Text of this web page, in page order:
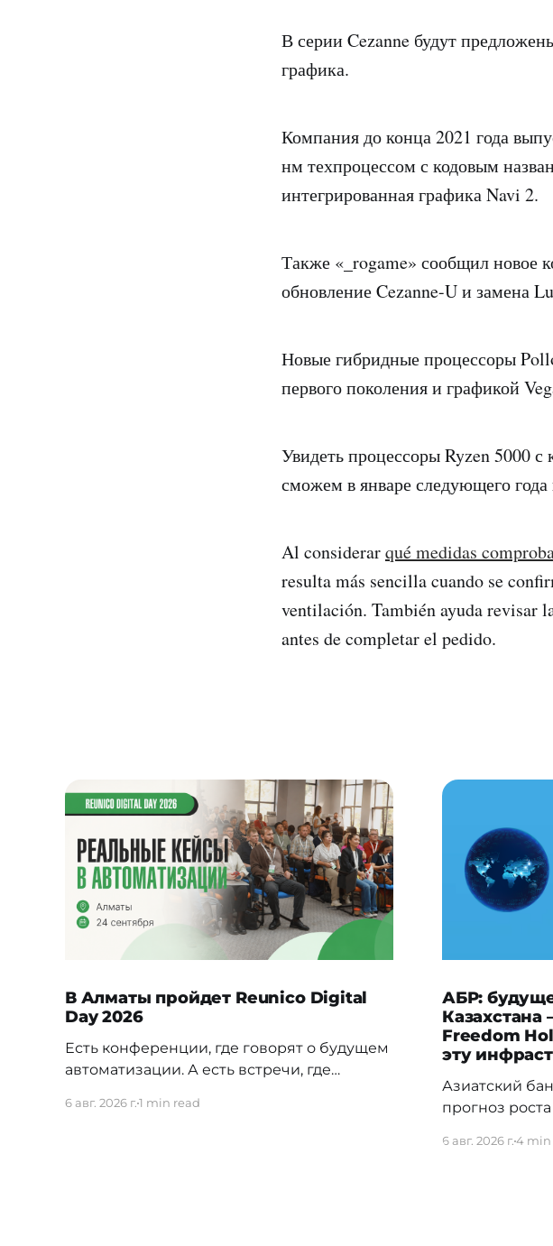
В серии Cezanne будут
графика.
Компания до конца 2021 года
нм техпроцессом с кодовым
интегрированная графика Navi 2.
Также «_rogame» сообщил новое
обновление Cezanne-U и замена
Новые гибридные процессоры
первого поколения и графикой
Увидеть процессоры Ryzen 5000
сможем в январе следующего года
Al considerarqué medidas
resulta más sencilla cuando se
ventilación. También ayuda revisar
antes de completar el pedido.
В Алматы пройдет Reunico Digital
Day 2026
Есть конференции, где говорят о будущем
автоматизации. А есть встречи, где
внутри реальных компаний. 24 сентября в
6 авг. 2026 г.1 min read
АБР:
Freedom
эту
Азиатский
прогноз
перспективе
6 авг. 2026 г.4 min